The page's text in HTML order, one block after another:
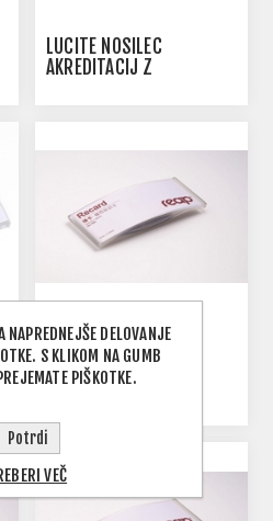
LUCITE NOSILEC
AKREDITACIJ Z
RECARD NOSILEC
AKREDITACIJ Z
6,3X2,2 CM
NAPREDNEJŠE DELOVANJE
S KLIKOM NA GUMB
PIŠKOTKE.
Potrdi
VEČ